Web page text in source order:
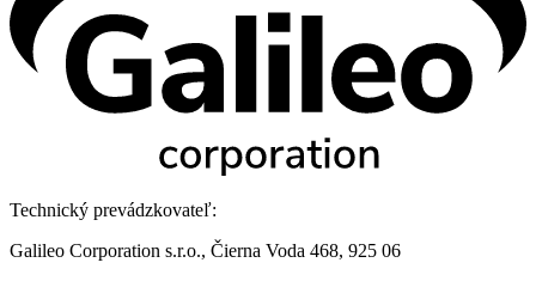
Technický prevádzkovateľ:
Galileo Corporation s.r.o., Čierna Voda 468, 925 06